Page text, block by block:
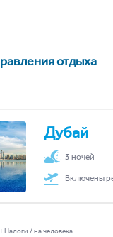
отдыха
Дубай
3 ночей
Включены
Налоги / на человека